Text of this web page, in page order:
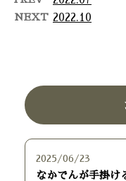
NEXT 2022.10
2025/06/23
なかでんが手掛け